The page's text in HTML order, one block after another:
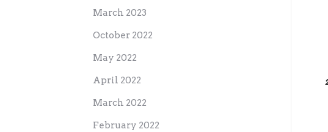
March 2023
October 2022
May 2022
April 2022
March 2022
February 2022